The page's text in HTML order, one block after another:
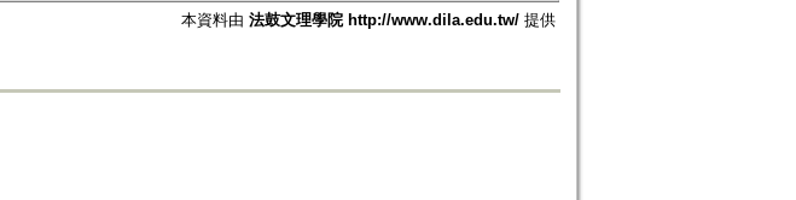
本資料由 法鼓文理學院 http://www.dila.edu.tw/提供